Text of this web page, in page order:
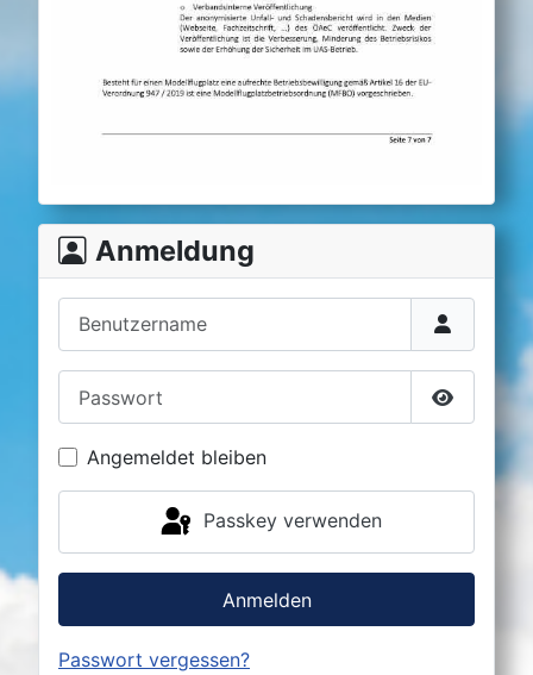
Anmeldung
Passwort
Angemeldet bleiben
Passkey verwenden
Anmelden
Passwort vergessen?